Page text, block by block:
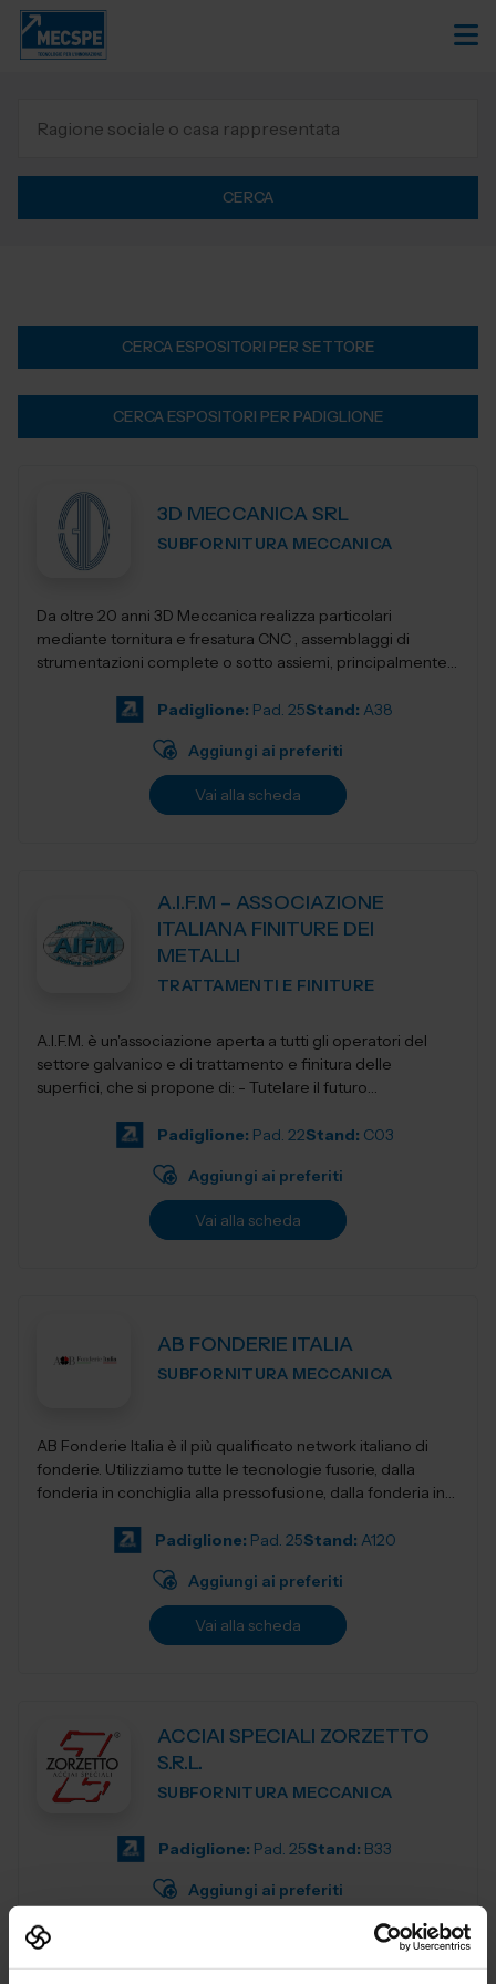
CERCA
CERCA ESPOSITORI PER SETTORE
CERCA ESPOSITORI PER PADIGLIONE
3D MECCANICA SRL
SUBFORNITURA MECCANICA
Da oltre 20 anni 3D Meccanica realizza particolari
mediante tornitura e fresatura CNC , assemblaggi di
strumentazioni complete o sotto assiemi, principalmente
Padiglione: Pad. 25Stand: A38
Aggiungi ai preferiti
Vai alla scheda
A.I.F.M – ASSOCIAZIONE
ITALIANA FINITURE DEI
METALLI
TRATTAMENTI E FINITURE
A.I.F.M. è un'associazione aperta a tutti gli operatori del
settore galvanico e di trattamento e finitura delle
superfici, che si propone di: - Tutelare il futuro
Padiglione: Pad. 22Stand: C03
Aggiungi ai preferiti
Vai alla scheda
AB FONDERIE ITALIA
SUBFORNITURA MECCANICA
AB Fonderie Italia è il più qualificato network italiano di
fonderie. Utilizziamo tutte le tecnologie fusorie, dalla
fonderia in conchiglia alla pressofusione, dalla fonderia in
Padiglione: Pad. 25Stand: A120
Aggiungi ai preferiti
Vai alla scheda
ACCIAI SPECIALI ZORZETTO
S.R.L.
SUBFORNITURA MECCANICA
Padiglione: Pad. 25Stand: B33
Aggiungi ai preferiti